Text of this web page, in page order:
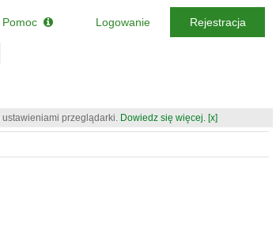
przeglądarki. Dowiedz się więcej. [x]
Pomoc Logowanie Rejestracja